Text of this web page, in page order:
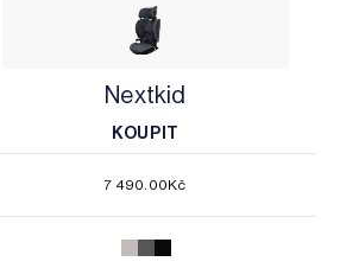
Nextkid
KOUPIT
KOUPIT
7 490.00Kč